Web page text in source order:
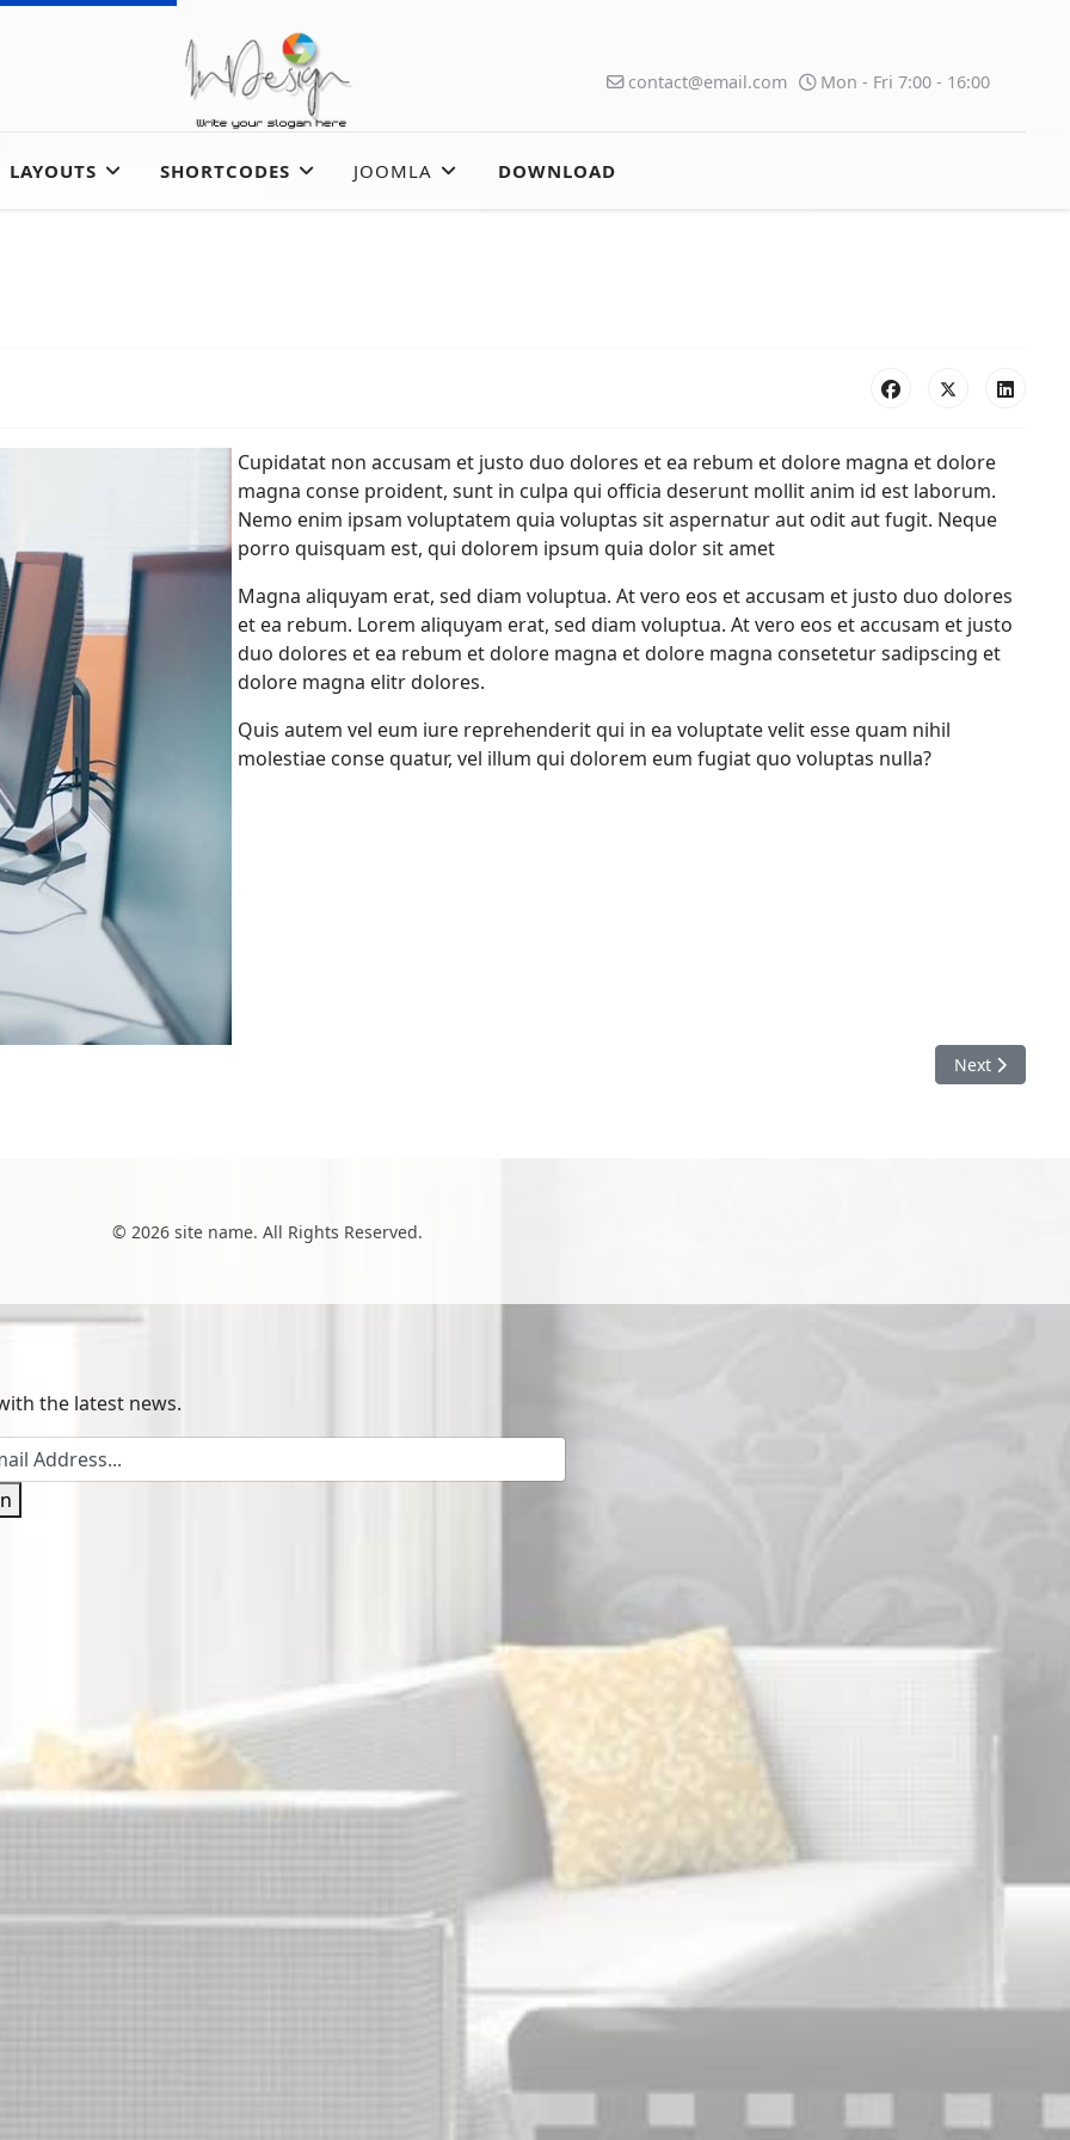
contact@email.com Mon - Fri 7:00 - 16:00
LAYOUTS SHORTCODES JOOMLA DOWNLOAD
Cupidatat non accusam et justo duo dolores et ea rebum et dolore magna et dolore
magna conse proident, sunt in culpa qui officia deserunt mollit anim id est laborum.
Nemo enim ipsam voluptatem quia voluptas sit aspernatur aut odit aut fugit. Neque
porro quisquam est, qui dolorem ipsum quia dolor sit amet
Magna aliquyam erat, sed diam voluptua. At vero eos et accusam et justo duo dolores
et ea rebum. Lorem aliquyam erat, sed diam voluptua. At vero eos et accusam et justo
duo dolores et ea rebum et dolore magna et dolore magna consetetur sadipscing et
dolore magna elitr dolores.
Quis autem vel eum iure reprehenderit qui in ea voluptate velit esse quam nihil
molestiae conse quatur, vel illum qui dolorem eum fugiat quo voluptas nulla?
Next article:
Next
© 2026 site name. All Rights Reserved.
the latest news.